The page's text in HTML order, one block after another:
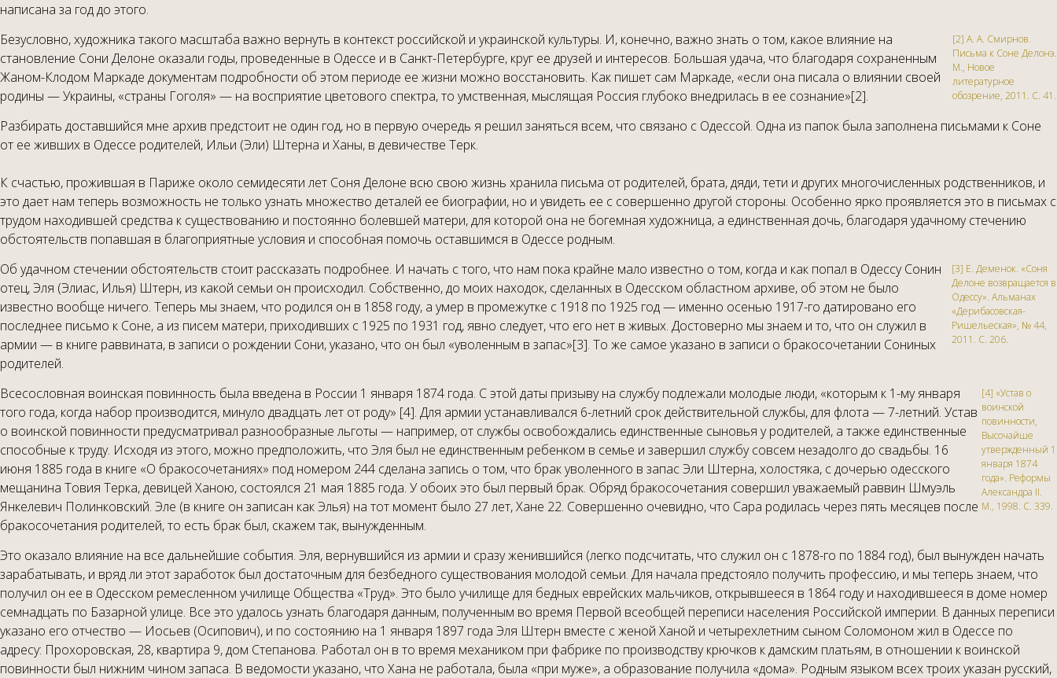
написана за год до этого.
Безусловно, художника такого масштаба важно вернуть в контекст российской и украинской культуры. И, конечно, важно знать о том, какое влияние на
становление Сони Делоне оказали годы, проведенные в Одессе и в Санкт-Петербурге, круг ее друзей и интересов. Большая удача, что благодаря сохраненным
Жаном-Клодом Маркаде документам подробности об этом периоде ее жизни можно восстановить. Как пишет сам Маркаде, «если она писала о влиянии своей
родины — Украины, «страны Гоголя» — на восприятие цветового спектра, то умственная, мыслящая Россия глубоко внедрилась в ее сознание»[2].
[2] А. А. Смирнов.
Письма к Соне Делонэ.
М., Новое
литературное
обозрение, 2011. С. 41.
Разбирать доставшийся мне архив предстоит не один год, но в первую очередь я решил заняться всем, что связано с Одессой. Одна из папок была заполнена письмами к Соне
от ее живших в Одессе родителей, Ильи (Эли) Штерна и Ханы, в девичестве Терк.
К счастью, прожившая в Париже около семидесяти лет Соня Делоне всю свою жизнь хранила письма от родителей, брата, дяди, тети и других многочисленных родственников, и
это дает нам теперь возможность не только узнать множество деталей ее биографии, но и увидеть ее с совершенно другой стороны. Особенно ярко проявляется это в письмах с
трудом находившей средства к существованию и постоянно болевшей матери, для которой она не богемная художница, а единственная дочь, благодаря удачному стечению
обстоятельств попавшая в благоприятные условия и способная помочь оставшимся в Одессе родным.
Об удачном стечении обстоятельств стоит рассказать подробнее. И начать с того, что нам пока крайне мало известно о том, когда и как попал в Одессу Сонин
отец, Эля (Элиас, Илья) Штерн, из какой семьи он происходил. Собственно, до моих находок, сделанных в Одесском областном архиве, об этом не было
известно вообще ничего. Теперь мы знаем, что родился он в 1858 году, а умер в промежутке с 1918 по 1925 год — именно осенью 1917-го датировано его
последнее письмо к Соне, а из писем матери, приходивших с 1925 по 1931 год, явно следует, что его нет в живых. Достоверно мы знаем и то, что он служил в
армии — в книге раввината, в записи о рождении Сони, указано, что он был «уволенным в запас»[3]. То же самое указано в записи о бракосочетании Сониных
родителей.
[3] Е. Деменок. «Соня
Делоне возвращается в
Одессу». Альманах
«Дерибасовская-
Ришельеская», № 44,
2011. С. 206.
Всесословная воинская повинность была введена в России 1 января 1874 года. С этой даты призыву на службу подлежали молодые люди, «которым к 1-му января
того года, когда набор производится, минуло двадцать лет от роду» [4]. Для армии устанавливался 6-летний срок действительной службы, для флота — 7-летний. Устав
о воинской повинности предусматривал разнообразные льготы — например, от службы освобождались единственные сыновья у родителей, а также единственные
способные к труду. Исходя из этого, можно предположить, что Эля был не единственным ребенком в семье и завершил службу совсем незадолго до свадьбы. 16
июня 1885 года в книге «О бракосочетаниях» под номером 244 сделана запись о том, что брак уволенного в запас Эли Штерна, холостяка, с дочерью одесского
мещанина Товия Терка, девицей Ханою, состоялся 21 мая 1885 года. У обоих это был первый брак. Обряд бракосочетания совершил уважаемый раввин Шмуэль
Янкелевич Полинковский. Эле (в книге он записан как Элья) на тот момент было 27 лет, Хане 22. Совершенно очевидно, что Сара родилась через пять месяцев после
бракосочетания родителей, то есть брак был, скажем так, вынужденным.
[4] «Устав о
воинской
повинности,
Высочайше
утвержденный 1
января 1874
года». Реформы
Александра II.
М., 1998. С. 339.
Это оказало влияние на все дальнейшие события. Эля, вернувшийся из армии и сразу женившийся (легко подсчитать, что служил он с 1878-го по 1884 год), был вынужден начать
зарабатывать, и вряд ли этот заработок был достаточным для безбедного существования молодой семьи. Для начала предстояло получить профессию, и мы теперь знаем, что
получил он ее в Одесском ремесленном училище Общества «Труд». Это было училище для бедных еврейских мальчиков, открывшееся в 1864 году и находившееся в доме номер
семнадцать по Базарной улице. Все это удалось узнать благодаря данным, полученным во время Первой всеобщей переписи населения Российской империи. В данных переписи
указано его отчество — Иосьев (Осипович), и по состоянию на 1 января 1897 года Эля Штерн вместе с женой Ханой и четырехлетним сыном Соломоном жил в Одессе по
адресу: Прохоровская, 28, квартира 9, дом Степанова. Работал он в то время механиком при фабрике по производству крючков к дамским платьям, в отношении к воинской
повинности был нижним чином запаса. В ведомости указано, что Хана не работала, была «при муже», а образование получила «дома». Родным языком всех троих указан русский,